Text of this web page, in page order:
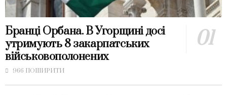
Бранці Орбана. В Угорщині досі
утримують 8 закарпатських
військовополонених
966 ПОШИРИТИ